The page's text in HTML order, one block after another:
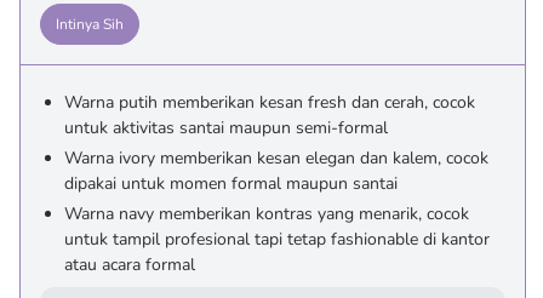
Intinya Sih
Warna putih memberikan kesan fresh dan cerah, cocok
untuk aktivitas santai maupun semi-formal
Warna ivory memberikan kesan elegan dan kalem, cocok
dipakai untuk momen formal maupun santai
Warna navy memberikan kontras yang menarik, cocok
untuk tampil profesional tapi tetap fashionable di kantor
atau acara formal